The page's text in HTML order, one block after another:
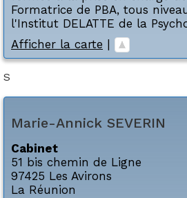
Formatrice de PBA, tous
l'Institut DELATTE de la
Afficher la carte |
S
Marie-Annick SEVERIN
Cabinet
51 bis chemin de Ligne
97425 Les Avirons
La Réunion